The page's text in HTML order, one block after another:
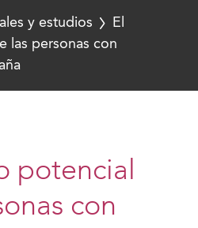
y estudios
El
las personas con
potencial
con